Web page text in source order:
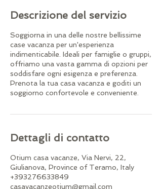
Descrizione del servizio
Soggiorna in una delle nostre bellissime
case vacanza per un'esperienza
indimenticabile. Ideali per famiglie o gruppi,
offriamo una vasta gamma di opzioni per
soddisfare ogni esigenza e preferenza.
Prenota la tua casa vacanza e goditi un
soggiorno confortevole e conveniente.
Dettagli di contatto
Otium casa vacanze, Via Nervi, 22,
Giulianova, Province of Teramo, Italy
+393276633849
casavacanzeotium@gmail.com